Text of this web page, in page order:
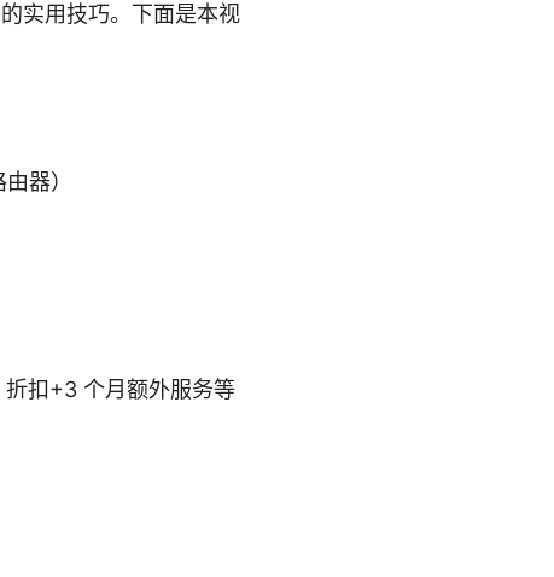
实用技巧。下面是本视
器）
扣+3 个月额外服务等